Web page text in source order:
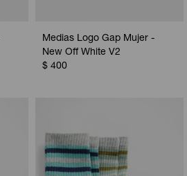
Medias Logo Gap Mujer -
New Off White V2
$ 400